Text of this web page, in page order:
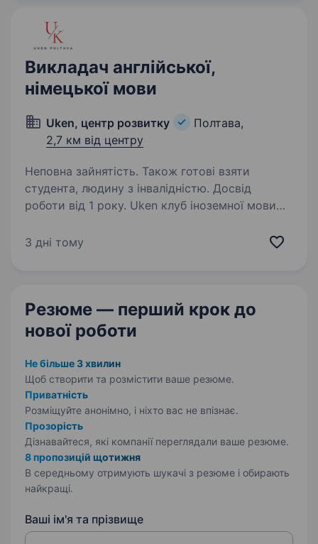
Викладач англійської,
німецької мови
Uken, центр розвитку
Полтава,
2,7 км від центру
Неповна зайнятість. Також готові взяти
студента, людину з інвалідністю. Досвід
роботи від 1 року. Uken клуб іноземної мови
та за адресою вулиця Решетилівська 37
3 дні тому
Резюме — перший крок до
нової роботи
Не більше 3 хвилин
Щоб створити та розмістити ваше резюме.
Приватність
Розміщуйте анонімно, і ніхто вас не впізнає.
Прозорість
Дізнавайтеся, які компанії переглядали ваше резюме.
8 пропозицій щотижня
В середньому отримують шукачі з резюме і обирають
найкращі.
Ваші ім'я та прізвище